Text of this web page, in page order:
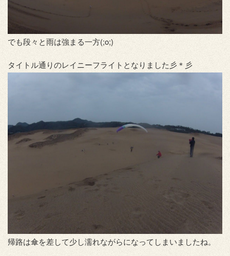
でも段々と雨は強まる一方(;o;)
タイトル通りのレイニーフライトとなりました彡＊彡
帰路は傘を差して少し濡れながらになってしまいましたね。